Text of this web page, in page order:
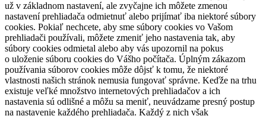
už v základnom nastavení, ale zvyčajne ich môžete zmenou
nastavení prehliadača odmietnuť alebo prijímať iba niektoré súbory
cookies. Pokiaľ nechcete, aby sme súbory cookies vo Vašom
prehliadači používali, môžete zmeniť jeho nastavenia tak, aby
súbory cookies odmietal alebo aby vás upozornil na pokus
o uloženie súboru cookies do Vášho počítača. Úplným zákazom
používania súborov cookies môže dôjsť k tomu, že niektoré
vlastnosti našich stránok nemusia fungovať správne. Keďže na trhu
existuje veľké množstvo internetových prehliadačov a ich
nastavenia sú odlišné a môžu sa meniť, neuvádzame presný postup
na nastavenie každého prehliadača. Každý z nich však